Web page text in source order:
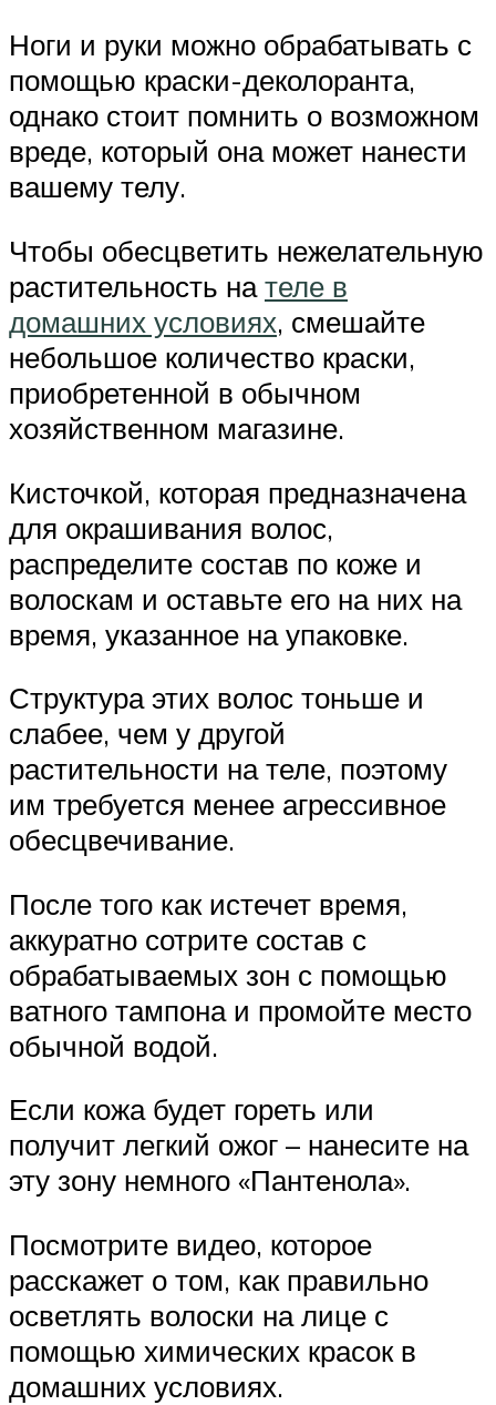
Ноги и руки можно обрабатывать с
помощью краски-деколоранта,
однако стоит помнить о возможном
вреде, который она может нанести
вашему телу.
Чтобы обесцветить нежелательную
растительность нателе в
домашних условиях, смешайте
небольшое количество краски,
приобретенной в обычном
хозяйственном магазине.
Кисточкой, которая предназначена
для окрашивания волос,
распределите состав по коже и
волоскам и оставьте его на них на
время, указанное на упаковке.
Структура этих волос тоньше и
слабее, чем у другой
растительности на теле, поэтому
им требуется менее агрессивное
обесцвечивание.
После того как истечет время,
аккуратно сотрите состав с
обрабатываемых зон с помощью
ватного тампона и промойте место
обычной водой.
Если кожа будет гореть или
получит легкий ожог – нанесите на
эту зону немного «Пантенола».
Посмотрите видео, которое
расскажет о том, как правильно
осветлять волоски на лице с
помощью химических красок в
домашних условиях.